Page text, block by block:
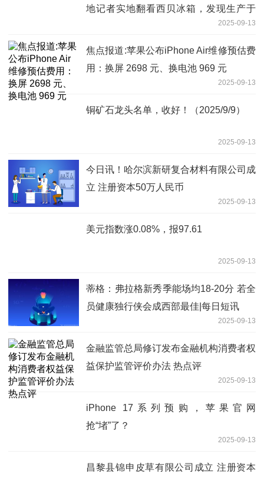
地记者实地翻看西贝冰箱，发现生产于
2025-09-13
焦点报道:苹果公布iPhone Air维修预估费
用：换屏 2698 元、换电池 969 元
2025-09-13
铜矿石龙头名单，收好！（2025/9/9）
2025-09-13
今日讯！哈尔滨新研复合材料有限公司成
立 注册资本50万人民币
2025-09-13
美元指数涨0.08%，报97.61
2025-09-13
蒂格：弗拉格新秀季能场均18-20分 若全
员健康独行侠会成西部最佳|每日短讯
2025-09-13
金融监管总局修订发布金融机构消费者权
益保护监管评价办法 热点评
2025-09-13
iPhone 17系列预购，苹果官网
抢“堵”了？
2025-09-13
昌黎县锦申皮草有限公司成立 注册资本